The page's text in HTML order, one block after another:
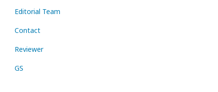
Editorial Team
Contact
Reviewer
GS